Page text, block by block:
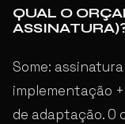
QUAL O
Some:
implementação
de adaptação.